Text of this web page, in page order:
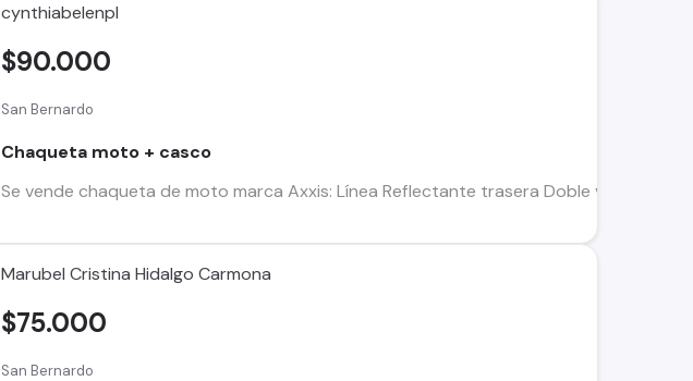
cynthiabelenpl
San Bernardo
Chaqueta moto + casco
Se vende chaqueta de moto marca Axxis: Línea Reflectante trasera Doble
$90.000
Marubel Cristina Hidalgo Carmona
San Bernardo
$75.000